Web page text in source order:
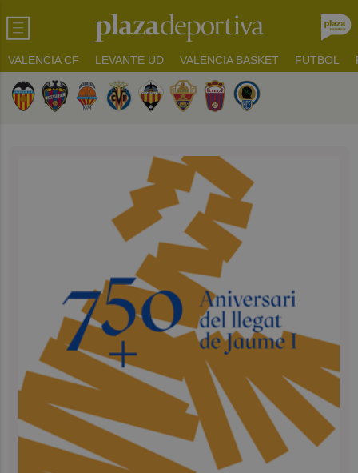
VALENCIA CF LEVANTE UD VALENCIA BASKET FUTBOL